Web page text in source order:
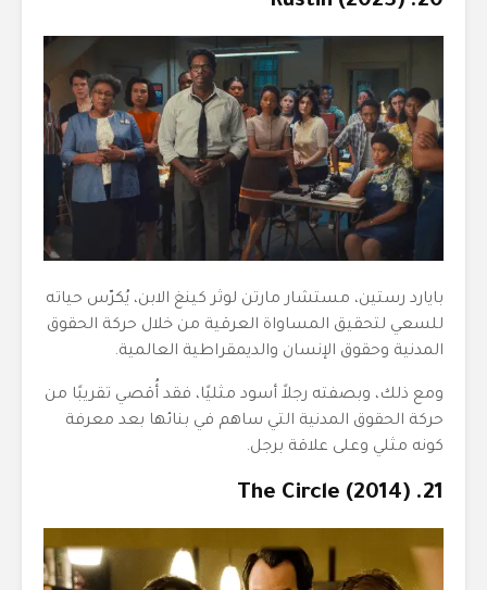
بايارد رستين، مستشار مارتن لوثر كينغ الابن، يُكرّس حياته
للسعي لتحقيق المساواة العرقية من خلال حركة الحقوق
المدنية وحقوق الإنسان والديمقراطية العالمية.
ومع ذلك، وبصفته رجلاً أسود مثليًا، فقد أُقصي تقريبًا من
حركة الحقوق المدنية التي ساهم في بنائها بعد معرفة
كونه مثلي وعلى علاقة برجل.
21. The Circle (2014)